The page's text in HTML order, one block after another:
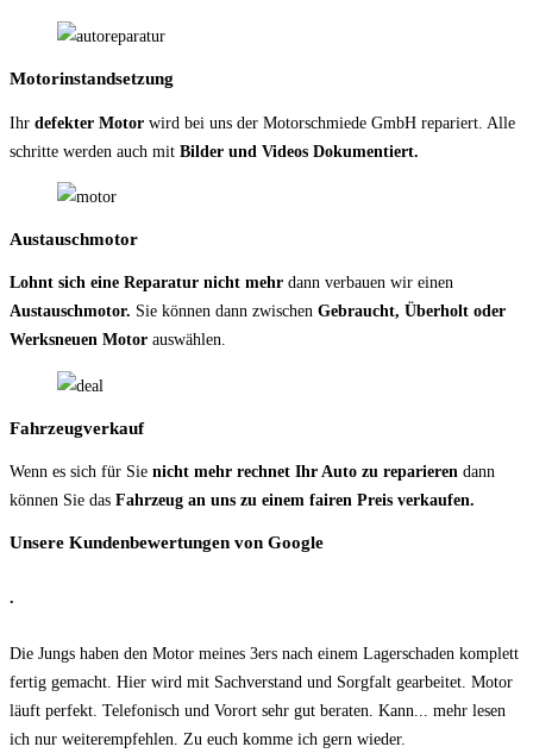
Motorinstandsetzung
Ihr defekter Motor wird bei uns der Motorschmiede GmbH repariert. Alle
schritte werden auch mit Bilder und Videos Dokumentiert.
Austauschmotor
Lohnt sich eine Reparatur nicht mehr dann verbauen wir einen
Austauschmotor. Sie können dann zwischen Gebraucht, Überholt oder
Werksneuen Motor auswählen.
Fahrzeugverkauf
Wenn es sich für Sie nicht mehr rechnet Ihr Auto zu reparieren dann
können Sie das Fahrzeug an uns zu einem fairen Preis verkaufen.
Unsere Kundenbewertungen von Google
.
Die Jungs haben den Motor meines 3ers nach einem Lagerschaden komplett
fertig gemacht. Hier wird mit Sachverstand und Sorgfalt gearbeitet. Motor
läuft perfekt. Telefonisch und Vorort sehr gut beraten. Kann... mehr lesen
ich nur weiterempfehlen. Zu euch komme ich gern wieder.